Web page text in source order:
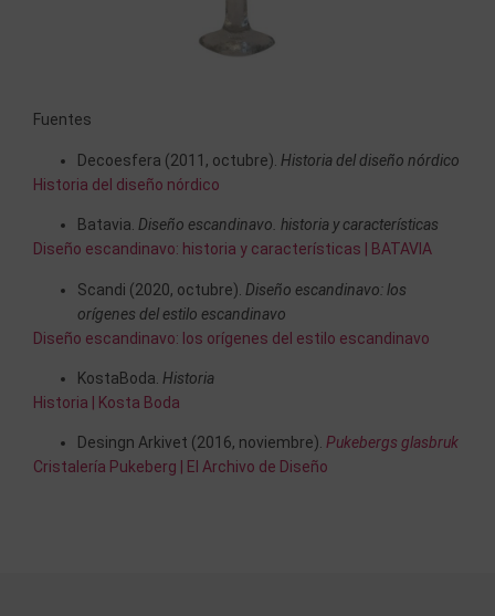
Fuentes
Decoesfera (2011, octubre). Historia del diseño nórdico
Historia del diseño nórdico
Batavia. Diseño escandinavo. historia y características
Diseño escandinavo: historia y características | BATAVIA
Scandi (2020, octubre). Diseño escandinavo: los
orígenes del estilo escandinavo
Diseño escandinavo: los orígenes del estilo escandinavo
KostaBoda. Historia
Historia | Kosta Boda
Desingn Arkivet (2016, noviembre). Pukebergs glasbruk
Cristalería Pukeberg | El Archivo de Diseño